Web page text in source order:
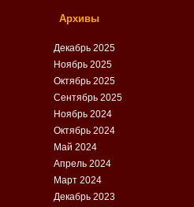
Архивы
Декабрь 2025
Ноябрь 2025
Октябрь 2025
Сентябрь 2025
Ноябрь 2024
Октябрь 2024
Май 2024
Апрель 2024
Март 2024
Декабрь 2023